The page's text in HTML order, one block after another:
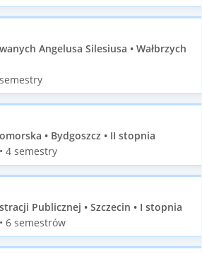
Angelusa Silesiusa • Wałbrzych
• Bydgoszcz • II stopnia
4 semestry
Publicznej • Szczecin • I stopnia
6 semestrów